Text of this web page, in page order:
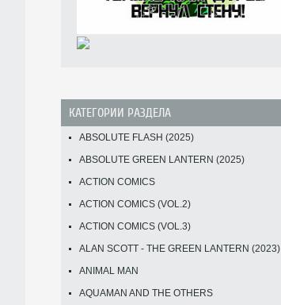
КАТЕГОРИИ РАЗДЕЛА
ABSOLUTE FLASH (2025)
ABSOLUTE GREEN LANTERN (2025)
ACTION COMICS
ACTION COMICS (VOL.2)
ACTION COMICS (VOL.3)
ALAN SCOTT - THE GREEN LANTERN (2023)
ANIMAL MAN
AQUAMAN AND THE OTHERS